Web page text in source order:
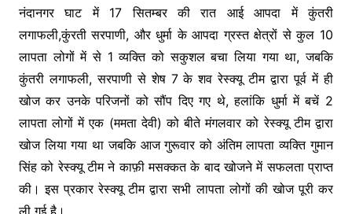
नंदानगर घाट में 17 सितम्बर की रात आई आपदा में कुंतरी
लगाफली,कुंरती सरपाणी, और धुर्मा के आपदा ग्रस्त क्षेत्रों से कुल 10
लापता लोगों में से 1 व्यक्ति को सकुशल बचा लिया गया था, जबकि
कुंतरी लगाफली, सरपाणी से शेष 7 के शव रेस्क्यू टीम द्वारा पूर्व में ही
खोज कर उनके परिजनों को सौंप दिए गए थे, हलांकि धुर्मा में बचें 2
लापता लोगों में एक (ममता देवी) को बीते मंगलवार को रेस्क्यू टीम द्वारा
खोज लिया गया था जबकि आज गुरूवार को अंतिम लापता व्यक्ति गुमान
सिंह को रेस्क्यू टीम ने काफ़ी मसक्कत के बाद खोजने में सफलता प्राप्त
की। इस प्रकार रेस्क्यू टीम द्वारा सभी लापता लोगों की खोज पूरी कर